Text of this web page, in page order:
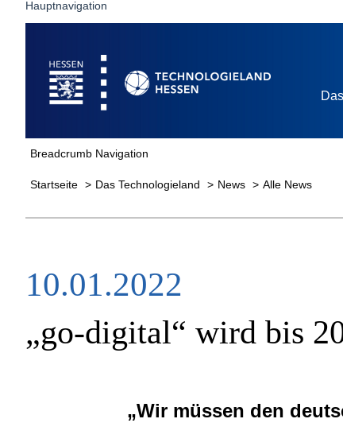
Hauptnavigation
Startseite
Breadcrumb Navigation
Startseite Das Technologieland News Alle News
10.01.2022
„go-digital“ wird bis
„Wir müssen den